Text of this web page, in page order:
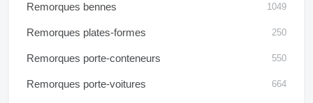
Remorques bennes 1049
Remorques plates-formes 250
Remorques porte-conteneurs 550
Remorques porte-voitures 664